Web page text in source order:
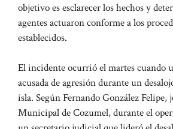
objetivo es esclarecer los hechos y
agentes actuaron conforme a los
establecidos.
El incidente ocurrió el martes cuando
acusada de agresión durante un
isla. Según Fernando González Felipe,
Municipal de Cozumel, durante el